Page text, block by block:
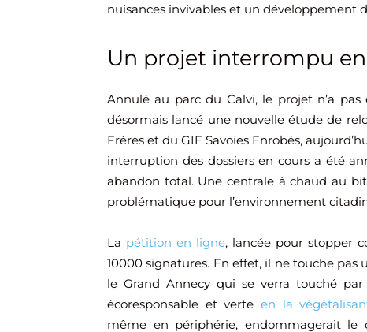
nuisances invivables et un développement
Un projet interrompu
Annulé au parc du Calvi, le projet n’a
désormais lancé une nouvelle étude de
Frères et du GIE Savoies Enrobés,
interruption des dossiers en cours a été
abandon total. Une centrale à chaud au
problématique pour l’environnement
La pétition en ligne, lancée pour stopper
10000 signatures. En effet, il ne touche
le Grand Annecy qui se verra touché
écoresponsable et verte en la
même en périphérie, endommagerait